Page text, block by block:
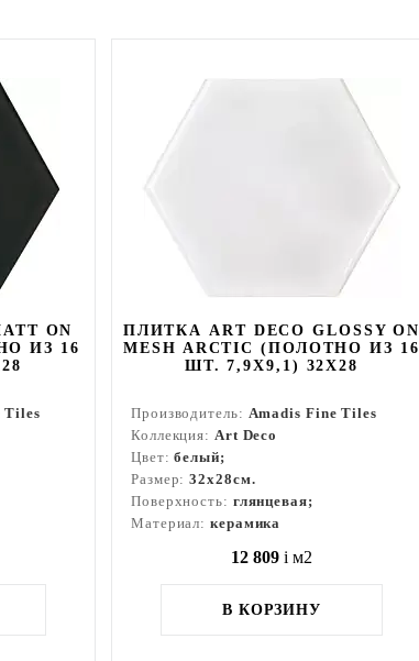
ON
ИЗ 16
Tiles
ПЛИТКА ART DECO GLOSSY ON
MESH ARCTIC (ПОЛОТНО ИЗ 16
ШТ. 7,9X9,1) 32X28
Производитель: Amadis Fine Tiles
Коллекция: Art Deco
Цвет:белый;
Размер:32x28см.
Поверхность: глянцевая;
Материал: керамика
12 809 i м2
В КОРЗИНУ